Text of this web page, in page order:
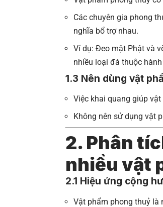
Các chuyên gia phong
nghĩa bổ trợ nhau.
Ví dụ: Đeo mặt Phật và
nhiều loại đá thuộc
1.3 Nên dùng vật
Việc khai quang giúp
Không nên sử dụng vật
2. Phân
nhiều vật
2.1 Hiệu ứng cộng
Vật phẩm phong thuỷ là